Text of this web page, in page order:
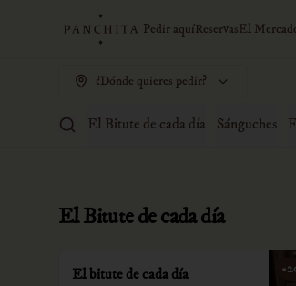
Pedir aquíReservasEl
¿Dónde quieres pedir?
El Bitute de cada día Sánguches
El Bitute de cada día
-
El bitute de cada día